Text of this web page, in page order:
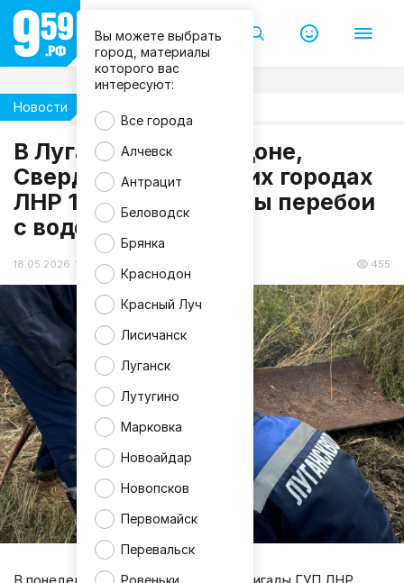
Вы можете выбрать
город, материалы
которого вас
интересуют:
Все города
Алчевск
Антрацит
Беловодск
Брянка
Краснодон
Красный Луч
Лисичанск
Луганск
Лутугино
Марковка
Новоайдар
Новопсков
Первомайск
Перевальск
Ровеньки
Новости
В Луганске, Краснодоне,
Свердловске и других городах
ЛНР 18 мая возможны перебои
с водой
18.05.2026 11:59 455
Т
е
л
е
м
/
у
г
а
н
с
к
в
о
а
В понедельник, 18 мая, аварийные бригады ГУП ЛНР